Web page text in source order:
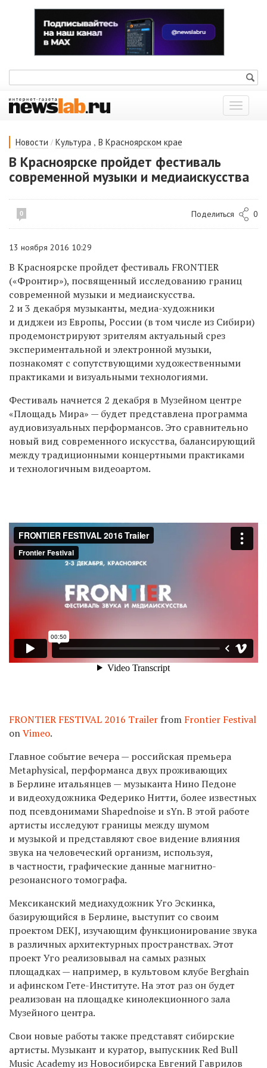
Показать
меню
Новости / Культура , В Красноярском крае
В Красноярске пройдет фестиваль
современной музыки и медиаискусства
0 Поделиться 0
13 ноября 2016 10:29
В Красноярске пройдет фестиваль FRONTIER
(«Фронтир»), посвященный исследованию границ
современной музыки и медиаискусства.
2 и 3 декабря музыканты, медиа-художники
и диджеи из Европы, России (в том числе из Сибири)
продемонстрируют зрителям актуальный срез
экспериментальной и электронной музыки,
познакомят с сопутствующими художественными
практиками и визуальными технологиями.
Фестиваль начнется 2 декабря в Музейном центре
«Площадь Мира» — будет представлена программа
аудиовизуальных перформансов. Это сравнительно
новый вид современного искусства, балансирующий
между традиционными концертными практиками
и технологичным видеоартом.
FRONTIER FESTIVAL 2016 Trailer from Frontier Festival
onVimeo.
Главное событие вечера — российская премьера
Metaphysical, перформанса двух проживающих
в Берлине итальянцев — музыканта Нино Педоне
и видеохудожника Федерико Нитти, более известных
под псевдонимами Shapednoise и sYn. В этой работе
артисты исследуют границы между шумом
и музыкой и представляют свое видение влияния
звука на человеческий организм, используя,
в частности, графические данные магнитно-
резонансного томографа.
Мексиканский медиахудожник Уго Эскинка,
базирующийся в Берлине, выступит со своим
проектом DEKJ, изучающим функционирование звука
в различных архитектурных пространствах. Этот
проект Уго реализовывал на самых разных
площадках — например, в культовом клубе Berghain
и афинском Гете-Институте. На этот раз он будет
реализован на площадке кинолекционного зала
Музейного центра.
Свои новые работы также представят сибирские
артисты. Музыкант и куратор, выпускник Red Bull
Music Academy из Новосибирска Евгений Гаврилов